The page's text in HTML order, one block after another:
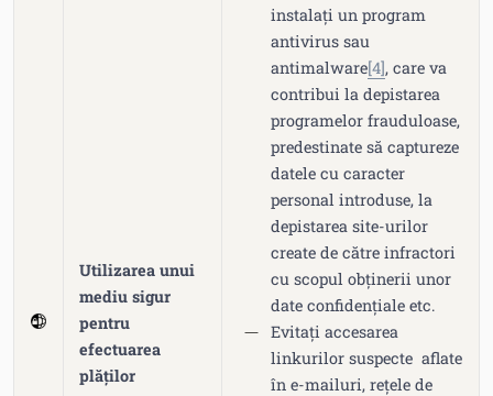
Utilizarea unui
mediu sigur
pentru
efectuarea
plăților
instalați un program
antivirus sau
antimalware[4], care va
contribui la depistarea
programelor frauduloase,
predestinate să captureze
datele cu caracter
personal introduse, la
depistarea site-urilor
create de către infractori
cu scopul obținerii unor
date confidențiale etc.
Evitați accesarea
linkurilor suspecte aflate
în e-mailuri, rețele de